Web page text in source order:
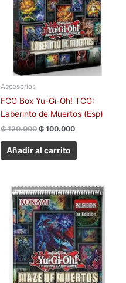
Accesorios
FCC Box Yu-Gi-Oh! TCG:
Laberinto de Muertos (Esp)
₲120.000 ₲ 100.000
Añadir al carrito